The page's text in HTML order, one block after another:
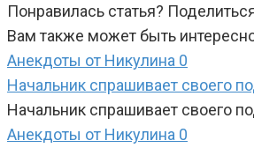
Понравилась статья?
Вам также может быть
Анекдоты от Никулина 0
Начальник спрашивает своего
Начальник спрашивает своего
Анекдоты от Никулина 0